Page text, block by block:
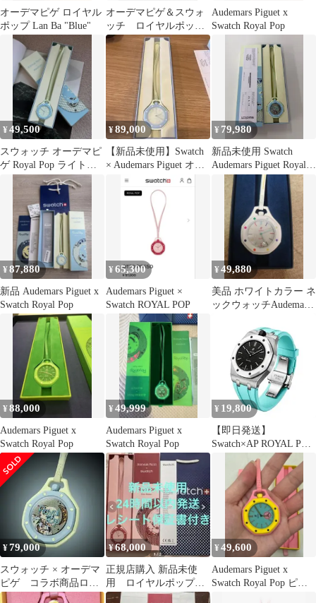
オーデマピゲ ロイヤル
ポップ Lan Ba "Blue"
オーデマピゲ＆スウォ
ッチ ロイヤルポッ
プ 新品・未使用 本
Audemars Piguet x
Swatch Royal Pop
¥49,500
スウォッチ オーデマピ
ゲ Royal Pop ライトブ
¥89,000
【新品未使用】Swatch
× Audemars Piguet オー
デマピゲ
¥ 79,980
新品未使用 Swatch
Audemars Piguet Royal
Pop ロイヤルポップ
¥87,880
新品 Audemars Piguet x
Swatch Royal Pop
¥65,300
Audemars Piguet ×
Swatch ROYAL POP
¥49,880
美品 ホワイトカラー ネ
ックウォッチAudemars
¥88,000
Audemars Piguet x
Swatch Royal Pop
¥49,999
Audemars Piguet x
Swatch Royal Pop
¥ 19,800
【即日発送】
Swatch×AP ROYAL POP
ステンレス×ラバー 各
種あり
¥79,000
スウォッチ × オーデマ
ピゲ コラボ商品ロイ
ヤルポップ Light
¥68,000
正規店購入 新品未使
用 ロイヤルポップ
スウォッチ✖️オーデマ
¥49,600
Audemars Piguet x
Swatch Royal Pop ピン